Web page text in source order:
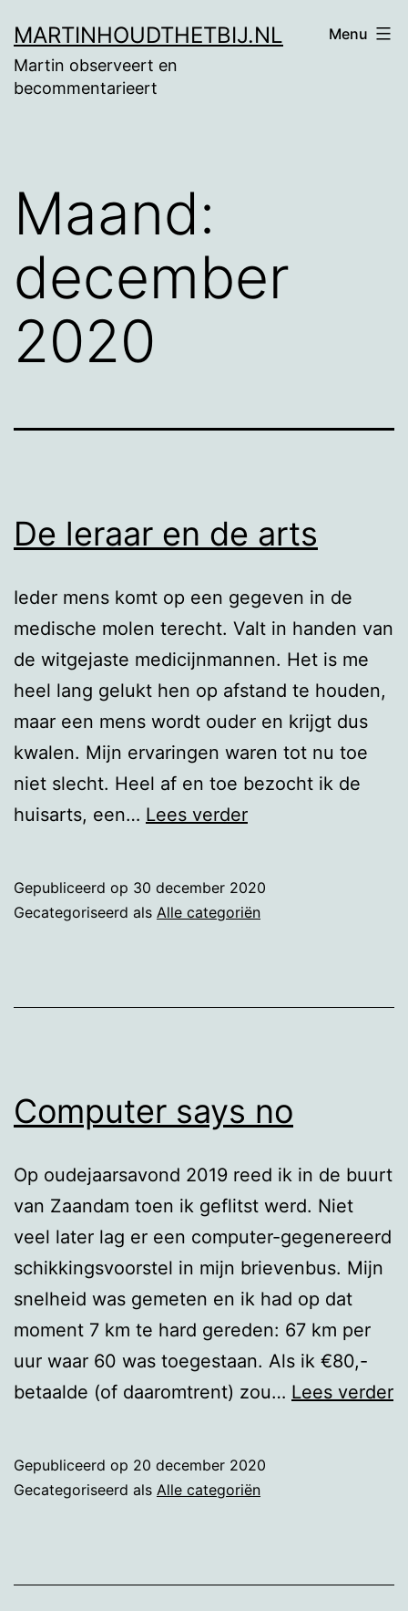
naar
de
MARTINHOUDTHETBIJ.NL
Martin observeert en
becommentarieert
Menu
Maand:
december
2020
De leraar en de arts
Ieder mens komt op een gegeven in de
medische molen terecht. Valt in handen van
de witgejaste medicijnmannen. Het is me
heel lang gelukt hen op afstand te houden,
maar een mens wordt ouder en krijgt dus
kwalen. Mijn ervaringen waren tot nu toe
niet slecht. Heel af en toe bezocht ik de
huisarts, een… Lees verderDe
de
Gepubliceerd op 30 december 2020
Gecategoriseerd als Alle categoriën
Computer says no
Op oudejaarsavond 2019 reed ik in de buurt
van Zaandam toen ik geflitst werd. Niet
veel later lag er een computer-gegenereerd
schikkingsvoorstel in mijn brievenbus. Mijn
snelheid was gemeten en ik had op dat
moment 7 km te hard gereden: 67 km per
uur waar 60 was toegestaan. Als ik €80,-
betaalde (of daaromtrent) zou… Lees verder
Gepubliceerd op 20 december 2020
Gecategoriseerd als Alle categoriën